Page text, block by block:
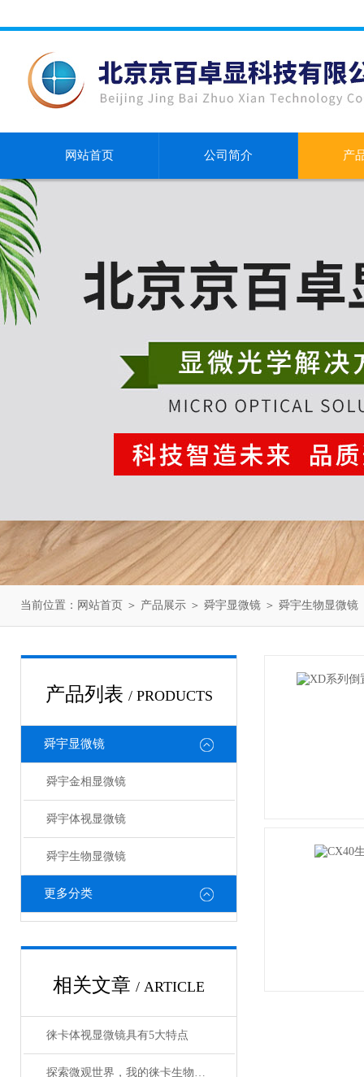
网站首页 公司简介 产
当前位置： 网站首页 ＞ 产品展示 ＞ 舜宇显微镜 ＞ 舜宇生物显微镜
产品列表 / PRODUCTS
舜宇显微镜
舜宇金相显微镜
舜宇体视显微镜
舜宇生物显微镜
更多分类
相关文章 / ARTICLE
徕卡体视显微镜具有5大特点
探索微观世界，我的徕卡生物显微镜体验